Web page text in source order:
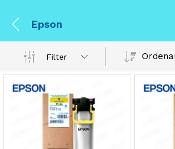
Epson
Filter